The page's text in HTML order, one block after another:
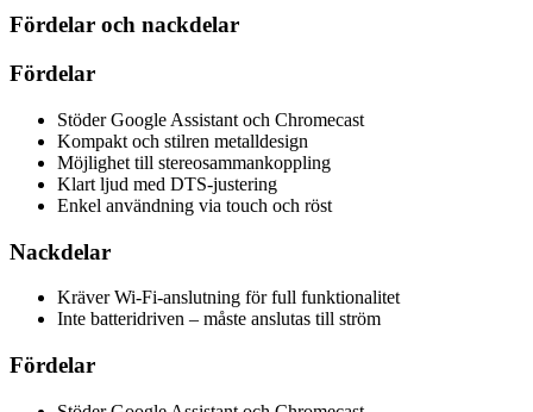
Fördelar och nackdelar
Fördelar
Stöder Google Assistant och Chromecast
Kompakt och stilren metalldesign
Möjlighet till stereosammankoppling
Klart ljud med DTS-justering
Enkel användning via touch och röst
Nackdelar
Kräver Wi-Fi-anslutning för full funktionalitet
Inte batteridriven – måste anslutas till ström
Fördelar